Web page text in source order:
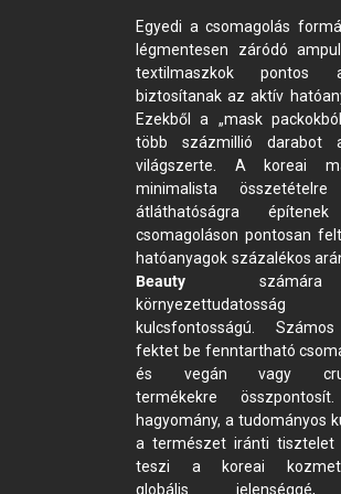
Egyedi a csomagolás
légmentesen záródó
textilmaszkok pontos
biztosítanak az aktív
Ezekből a „mask
több százmillió darabot
világszerte. A koreai
minimalista
átláthatóságra
csomagoláson pontosan
hatóanyagok százalékos
Beauty
kulcsfontosságú.
fektet be fenntartható
és vegán vagy
termékekre
hagyomány, a tudományos
a természet iránti tisztelet
teszi a koreai
globális